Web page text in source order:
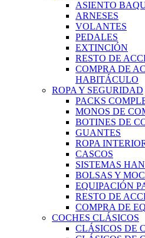
ASIENTO
ARNESES
VOLANTES
PEDALES
EXTINCIÓN
RESTO DE
COMPRA DE
HABITÁCULO
ROPA Y SEGURIDAD
PACKS
MONOS DE
BOTINES DE
GUANTES
ROPA
CASCOS
SISTEMAS
BOLSAS Y
EQUIPACIÓN
RESTO DE
COMPRA DE
COCHES CLÁSICOS
CLÁSICOS DE